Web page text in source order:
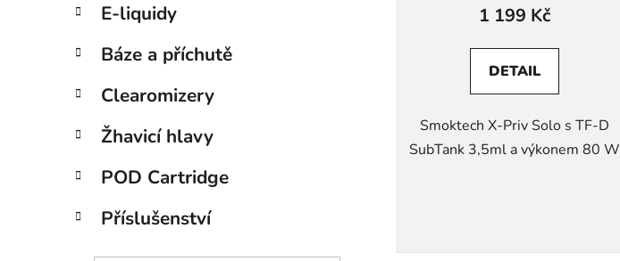
E-liquidy
Báze a příchutě
Clearomizery
Žhavicí hlavy
POD Cartridge
Příslušenství
1 199 Kč
DETAIL
Smoktech X-Priv Solo s TF-D
SubTank 3,5ml a výkonem 80 W